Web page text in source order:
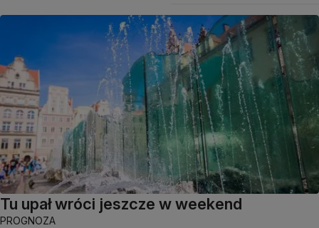
Tu upał wróci jeszcze w weekend
PROGNOZA